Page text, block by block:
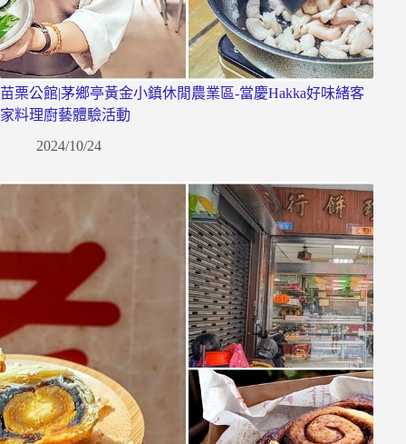
苗栗公館|茅鄉亭黃金小鎮休閒農業區-當慶Hakka好味緒客
家料理廚藝體驗活動
2024/10/24